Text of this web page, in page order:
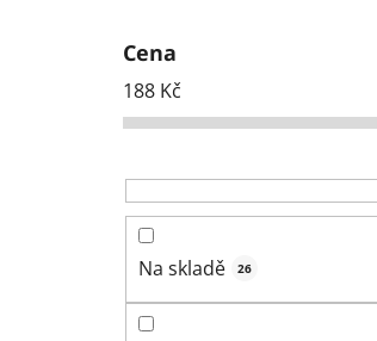
Cena
188 Kč
Na skladě 26